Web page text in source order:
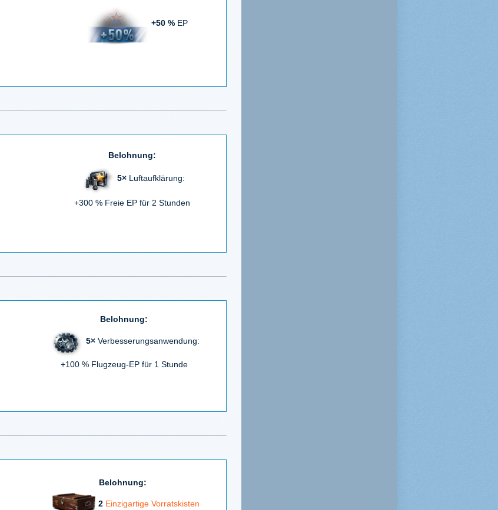
+50 % EP
Belohnung:
5× Luftaufklärung:
+300 % Freie EP für 2 Stunden
Belohnung:
5× Verbesserungsanwendung:
+100 % Flugzeug-EP für 1 Stunde
Belohnung:
2 Einzigartige Vorratskisten